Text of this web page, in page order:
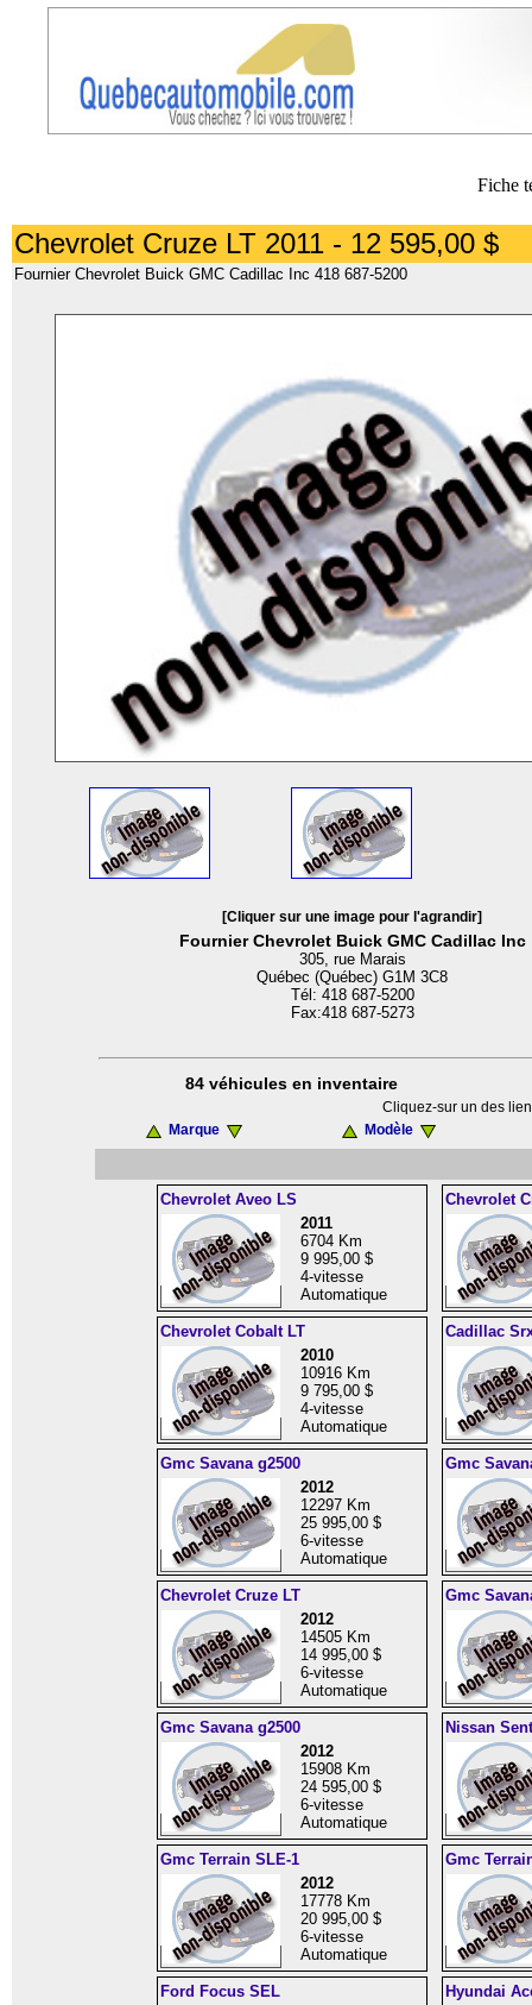
Fiche
Chevrolet Cruze LT 2011 - 12 595,00 $
Fournier Chevrolet Buick GMC Cadillac Inc 418 687-5200
[Cliquer sur une image pour l'agrandir]
Fournier Chevrolet Buick GMC Cadillac Inc
305, rue Marais
Québec (Québec) G1M 3C8
Tél: 418 687-5200
Fax:418 687-5273
84 véhicules en inventaire
Cliquez-sur un des
Marque
Modèle
Chevrolet Aveo LS
2011
6704 Km
9 995,00 $
4-vitesse
Automatique
Chevrolet
Chevrolet Cobalt LT
2010
10916 Km
9 795,00 $
4-vitesse
Automatique
Cadillac
Gmc Savana g2500
2012
12297 Km
25 995,00 $
6-vitesse
Automatique
Gmc
Chevrolet Cruze LT
2012
14505 Km
14 995,00 $
6-vitesse
Automatique
Gmc
Gmc Savana g2500
2012
15908 Km
24 595,00 $
6-vitesse
Automatique
Nissan
Gmc Terrain SLE-1
2012
17778 Km
20 995,00 $
6-vitesse
Automatique
Gmc
Ford Focus SEL
Hyundai